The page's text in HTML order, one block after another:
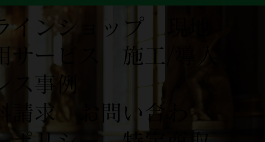
インショップ
ービス
施工/導入
ス事例
請求
お問い合わ